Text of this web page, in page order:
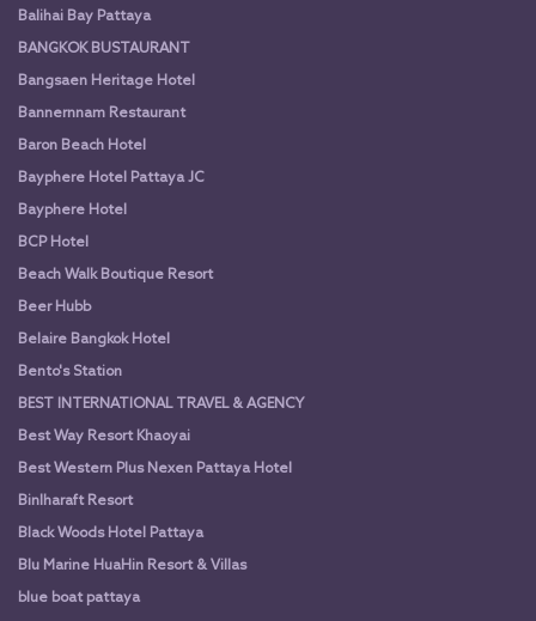
Balihai Bay Pattaya
BANGKOK BUSTAURANT
Bangsaen Heritage Hotel
Bannernnam Restaurant
Baron Beach Hotel
Bayphere Hotel Pattaya JC
Bayphere Hotel
BCP Hotel
Beach Walk Boutique Resort
Beer Hubb
Belaire Bangkok Hotel
Bento's Station
BEST INTERNATIONAL TRAVEL & AGENCY
Best Way Resort Khaoyai
Best Western Plus Nexen Pattaya Hotel
Binlharaft Resort
Black Woods Hotel Pattaya
Blu Marine HuaHin Resort & Villas
blue boat pattaya